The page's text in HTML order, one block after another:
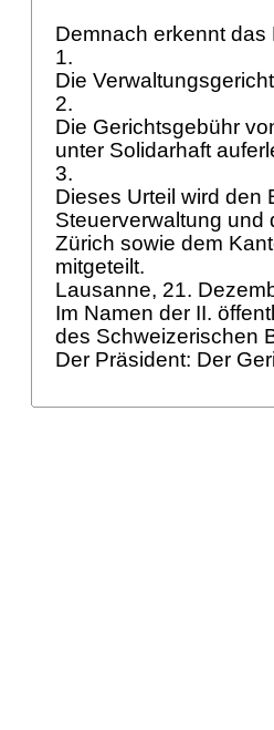
Demnach erkennt das
1.
Die
2.
Die Gerichtsgebühr
unter Solidarhaft
3.
Dieses Urteil wird den
Steuerverwaltung und
Zürich sowie dem
mitgeteilt.
Lausanne, 21.
Im Namen der II.
des Schweizerischen
Der Präsident: Der